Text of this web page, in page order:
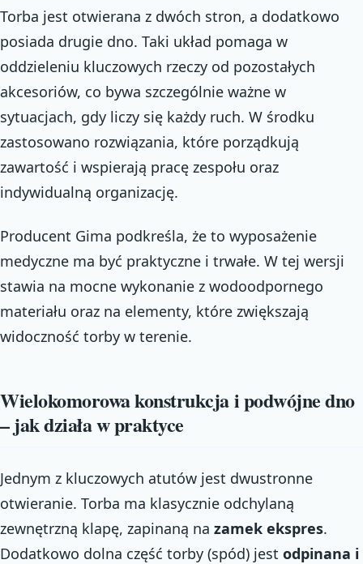
Torba jest otwierana z dwóch stron, a dodatkowo
posiada drugie dno. Taki układ pomaga w
oddzieleniu kluczowych rzeczy od pozostałych
akcesoriów, co bywa szczególnie ważne w
sytuacjach, gdy liczy się każdy ruch. W środku
zastosowano rozwiązania, które porządkują
zawartość i wspierają pracę zespołu oraz
indywidualną organizację.
Producent Gima podkreśla, że to wyposażenie
medyczne ma być praktyczne i trwałe. W tej wersji
stawia na mocne wykonanie z wodoodpornego
materiału oraz na elementy, które zwiększają
widoczność torby w terenie.
Wielokomorowa konstrukcja i podwójne dno
– jak działa w praktyce
Jednym z kluczowych atutów jest dwustronne
otwieranie. Torba ma klasycznie odchylaną
zewnętrzną klapę, zapinaną na zamek ekspres.
Dodatkowo dolna część torby (spód) jest odpinana i